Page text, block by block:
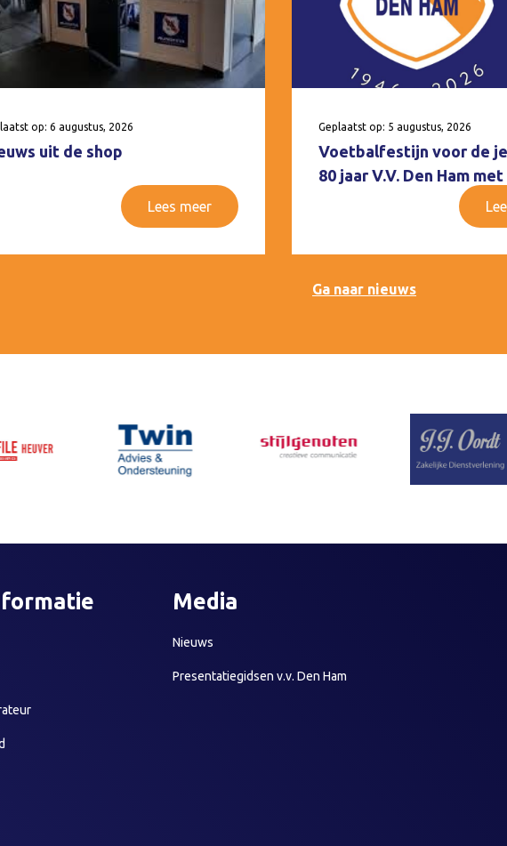
op: 6 augustus, 2026
uit de shop
Lees meer
Geplaatst op: 5 augustus, 2026
Voetbalfestijn voor de
80 jaar V.V. Den Ham
Ga naar nieuws
Media
Nieuws
Presentatiegidsen v.v. Den Ham